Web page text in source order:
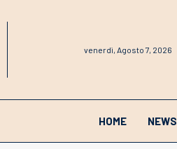
venerdì, Agosto 7, 2026
HOME NEWS